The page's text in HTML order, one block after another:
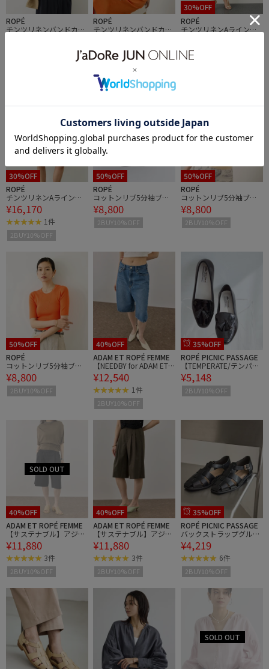
ROPÉ
チンツリネンバンドカラ
ROPÉ
チンツリネンバンドカラ
応
30%OFF
ROPÉ
チンツリネンAラインハ
プ対応
30%OFF
ROPÉ
チンツリネンAラインハ
ーフパンツ/セットアッ
プ対応
¥16,170
1件
2BUY10%OFF
50%OFF
ROPÉ
コットンリブ5分袖ブル
オーバー/イージーケア
¥8,800
2BUY10%OFF
50%OFF
ROPÉ
コットンリブ5分袖ブル
オーバー/イージーケア
¥8,800
2BUY10%OFF
50%OFF
ROPÉ
コットンリブ5分袖ブル
オーバー/イージーケア
¥8,800
2BUY10%OFF
40%OFF
ADAM ET ROPÉ FEMME
【NEEDBY for ADAM ET R
OPE'】別注 RILLEY
¥12,540
1件
2BUY10%OFF
35%OFF
ROPÉ PICNIC PASSAGE
【TEMPERATE/テンパレ
イト別注】MTO-NOAH/
防水
¥5,148
2BUY10%OFF
40%OFF
ADAM ET ROPÉ FEMME
【サステナブル】アジャ
ストハーフパンツ
¥11,880
3件
2BUY10%OFF
40%OFF
ADAM ET ROPÉ FEMME
【サステナブル】アジャ
ストハーフパンツ
¥11,880
3件
2BUY10%OFF
35%OFF
ROPÉ PICNIC PASSAGE
バックストラップグルカ
サンダル
¥4,219
6件
2BUY10%OFF